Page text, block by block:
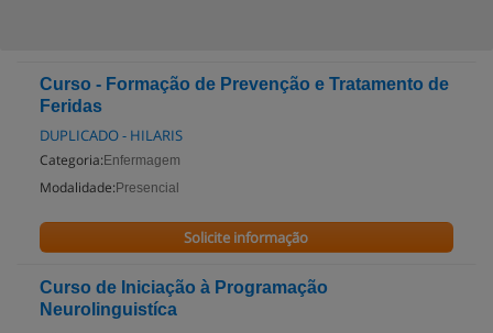
Curso - Formação de Prevenção e Tratamento de
Feridas
DUPLICADO - HILARIS
Categoria: Enfermagem
Modalidade: Presencial
Solicite informação
Curso de Iniciação à Programação
Neurolinguistíca